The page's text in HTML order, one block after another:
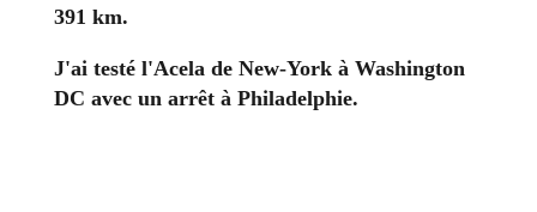
391 km.
J'ai testé l'Acela de New-York à Washington
DC avec un arrêt à Philadelphie.